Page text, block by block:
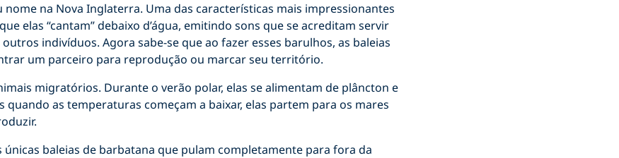
nome na Nova Inglaterra. Uma das características mais impressionantes
elas “cantam” debaixo d’água, emitindo sons que se acreditam servir
indivíduos. Agora sabe-se que ao fazer esses barulhos, as baleias
um parceiro para reprodução ou marcar seu território.
migratórios. Durante o verão polar, elas se alimentam de plâncton e
quando as temperaturas começam a baixar, elas partem para os mares
únicas baleias de barbatana que pulam completamente para fora da